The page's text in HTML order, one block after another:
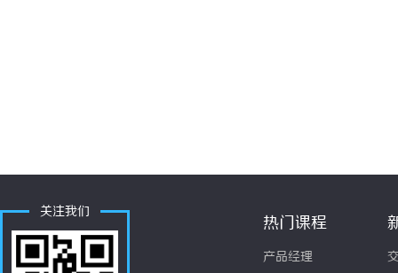
关注我们
热门课程
产品经理